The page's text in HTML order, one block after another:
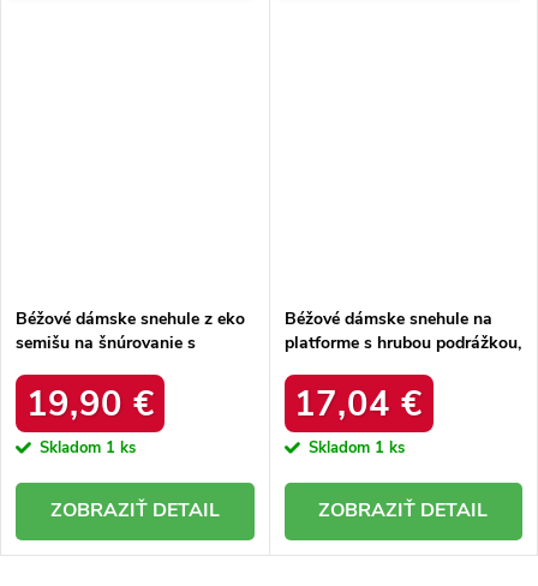
Béžové dámske snehule z eko
semišu na šnúrovanie s
produktu C3016 BEIGE
19,90 €
Skladom 1 ks
DETAIL
Béžové dámske snehule na
platforme s hrubou podrážkou,
925 KHAKI
17,04 €
Skladom 1 ks
DETAIL